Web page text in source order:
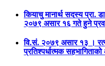
कियाचु मानार्थ सदस्य प्रा.
२०७९ असार १६ गते हुने
वि.सं. २०७९ असार १३ ।
प्रतिश्पर्धात्मक